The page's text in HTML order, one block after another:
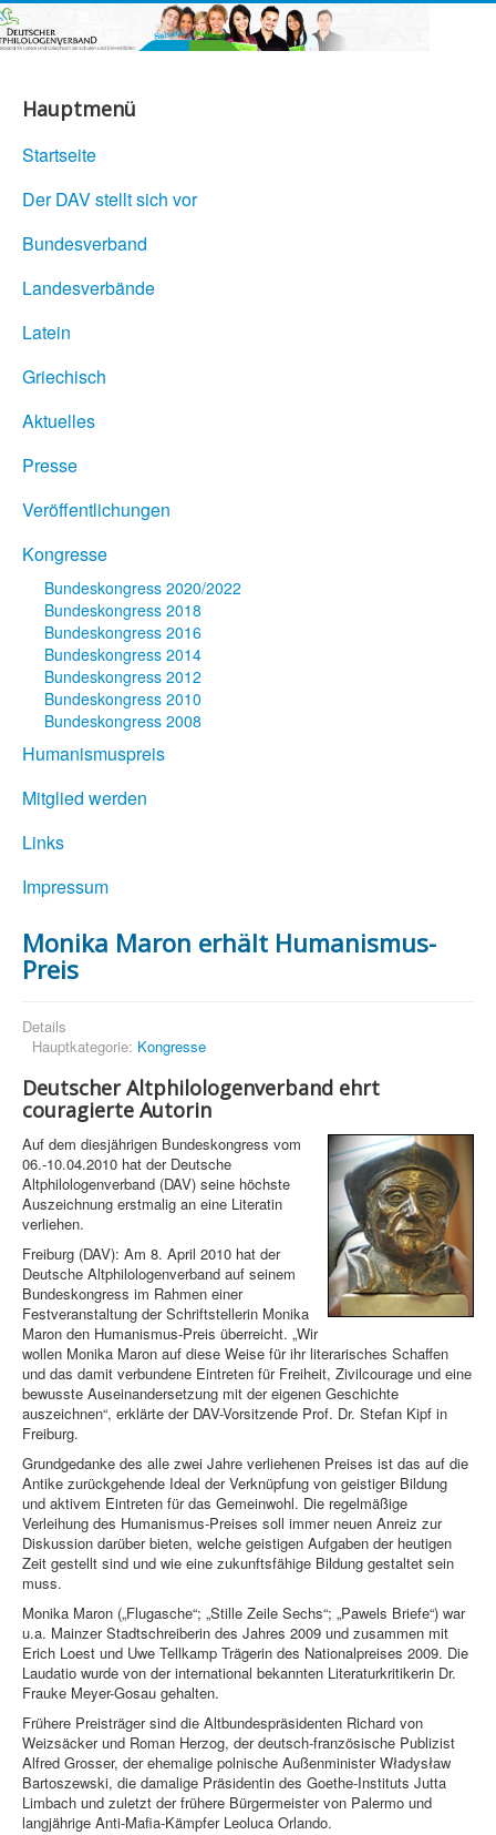
Hauptmenü
Startseite
Der DAV stellt sich vor
Bundesverband
Landesverbände
Latein
Griechisch
Aktuelles
Presse
Veröffentlichungen
Kongresse
Bundeskongress 2020/2022
Bundeskongress 2018
Bundeskongress 2016
Bundeskongress 2014
Bundeskongress 2012
Bundeskongress 2010
Bundeskongress 2008
Humanismuspreis
Mitglied werden
Links
Impressum
Monika Maron erhält Humanismus-
Preis
Details
Hauptkategorie: Kongresse
Deutscher Altphilologenverband ehrt
couragierte Autorin
Auf dem diesjährigen Bundeskongress vom
06.-10.04.2010 hat der Deutsche
Altphilologenverband (DAV) seine höchste
Auszeichnung erstmalig an eine Literatin
verliehen.
Freiburg (DAV): Am 8. April 2010 hat der
Deutsche Altphilologenverband auf seinem
Bundeskongress im Rahmen einer
Festveranstaltung der Schriftstellerin Monika
Maron den Humanismus-Preis überreicht. „Wir
wollen Monika Maron auf diese Weise für ihr literarisches Schaffen
und das damit verbundene Eintreten für Freiheit, Zivilcourage und eine
bewusste Auseinandersetzung mit der eigenen Geschichte
auszeichnen“, erklärte der DAV-Vorsitzende Prof. Dr. Stefan Kipf in
Freiburg.
Grundgedanke des alle zwei Jahre verliehenen Preises ist das auf die
Antike zurückgehende Ideal der Verknüpfung von geistiger Bildung
und aktivem Eintreten für das Gemeinwohl. Die regelmäßige
Verleihung des Humanismus-Preises soll immer neuen Anreiz zur
Diskussion darüber bieten, welche geistigen Aufgaben der heutigen
Zeit gestellt sind und wie eine zukunftsfähige Bildung gestaltet sein
muss.
Monika Maron („Flugasche“; „Stille Zeile Sechs“; „Pawels Briefe“) war
u.a. Mainzer Stadtschreiberin des Jahres 2009 und zusammen mit
Erich Loest und Uwe Tellkamp Trägerin des Nationalpreises 2009. Die
Laudatio wurde von der international bekannten Literaturkritikerin Dr.
Frauke Meyer-Gosau gehalten.
Frühere Preisträger sind die Altbundespräsidenten Richard von
Weizsäcker und Roman Herzog, der deutsch-französische Publizist
Alfred Grosser, der ehemalige polnische Außenminister Władysław
Bartoszewski, die damalige Präsidentin des Goethe-Instituts Jutta
Limbach und zuletzt der frühere Bürgermeister von Palermo und
langjährige Anti-Mafia-Kämpfer Leoluca Orlando.